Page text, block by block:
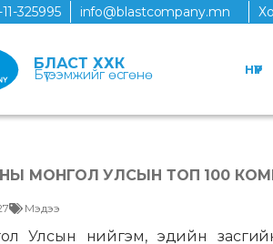
325995 info@blastcompany.mn
БЛАСТ ХХК
Бүтээмжийг өсгөнө НҮҮР
МОНГОЛ УЛСЫН ТОП 100
Мэдээ
Улсын нийгэм, эдийн